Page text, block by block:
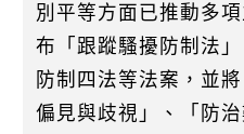
別平等方面已推動多
布「跟蹤騷擾防制法
防制四法等法案，並
偏見與歧視」、「防